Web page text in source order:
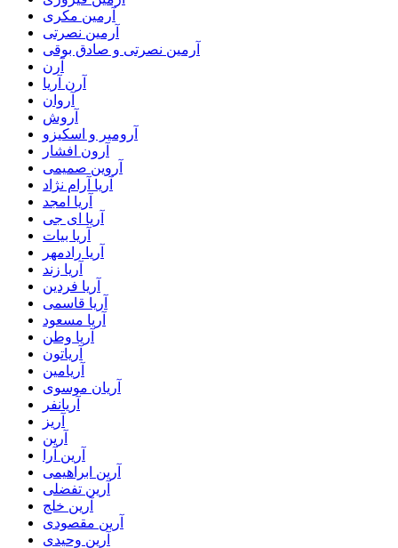
آرمین مکری
آرمین نصرتی
آرمین نصرتی و صادق بوقی
آرن
آرن آریا
آروان
آروش
آرومیر و اسکیزو
آرون افشار
آروین صمیمی
آریا آرام نژاد
آریا امجد
آریا ای جی
آریا بیات
آریا رادمهر
آریا زند
آریا فردین
آریا قاسمی
آریا مسعود
آریا وطن
آریاتون
آریامین
آریان موسوی
آریانفر
آریز
آرین
آرین آرا
آرین ابراهیمی
آرین تفضلی
آرین خلج
آرین مقصودی
آرین وحیدی